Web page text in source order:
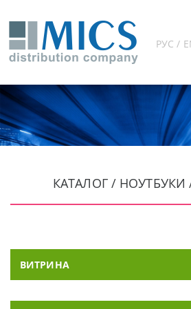
РУС /
КАТАЛОГ / НОУТБУКИ /
ВИТРИНА